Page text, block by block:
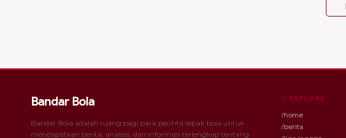
Bandar Bola
Bandar Bola adalah ruang bagi para pecinta sepak bola untuk
mendapatkan berita, analisis, dan informasi terlengkap tentang
// EXPLORE
/home
/berita